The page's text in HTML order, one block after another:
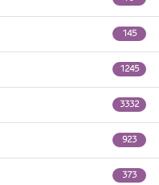
145
1245
3332
923
373